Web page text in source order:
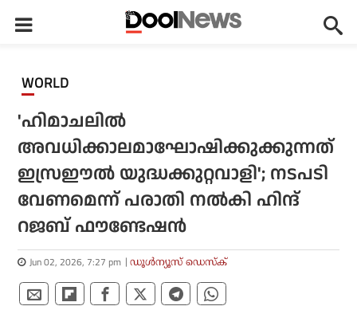
WORLD
'ഹിമാചലില്‍
അവധിക്കാലമാഘോഷിക്കുക്കുന്നത്‌
ഇസ്രഈല്‍ യുദ്ധക്കുറ്റവാളി'; നടപടി
വേണമെന്ന് പരാതി നല്‍കി ഹിന്ദ്
റജബ് ഫൗണ്ടേഷന്‍
Jun 02, 2026, 7:27 pm ഡൂള്‍ന്യൂസ് ഡെസ്‌ക്